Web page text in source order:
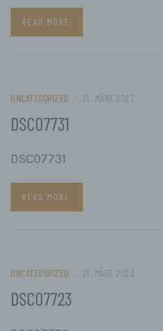
READ MORE
UNCATEGORIZED 21. MÄRZ 2023
DSC07731
DSC07731
READ MORE
UNCATEGORIZED 21. MÄRZ 2023
DSC07723
bestimmten Kriterien
Unionsrecht oder dem
personenbezogene
i) Empfänger
Behörde, Einrichtung
unabhängig davon, ob
handelt oder nicht.
Behörde, Einrichtung
betroffenen Person, dem